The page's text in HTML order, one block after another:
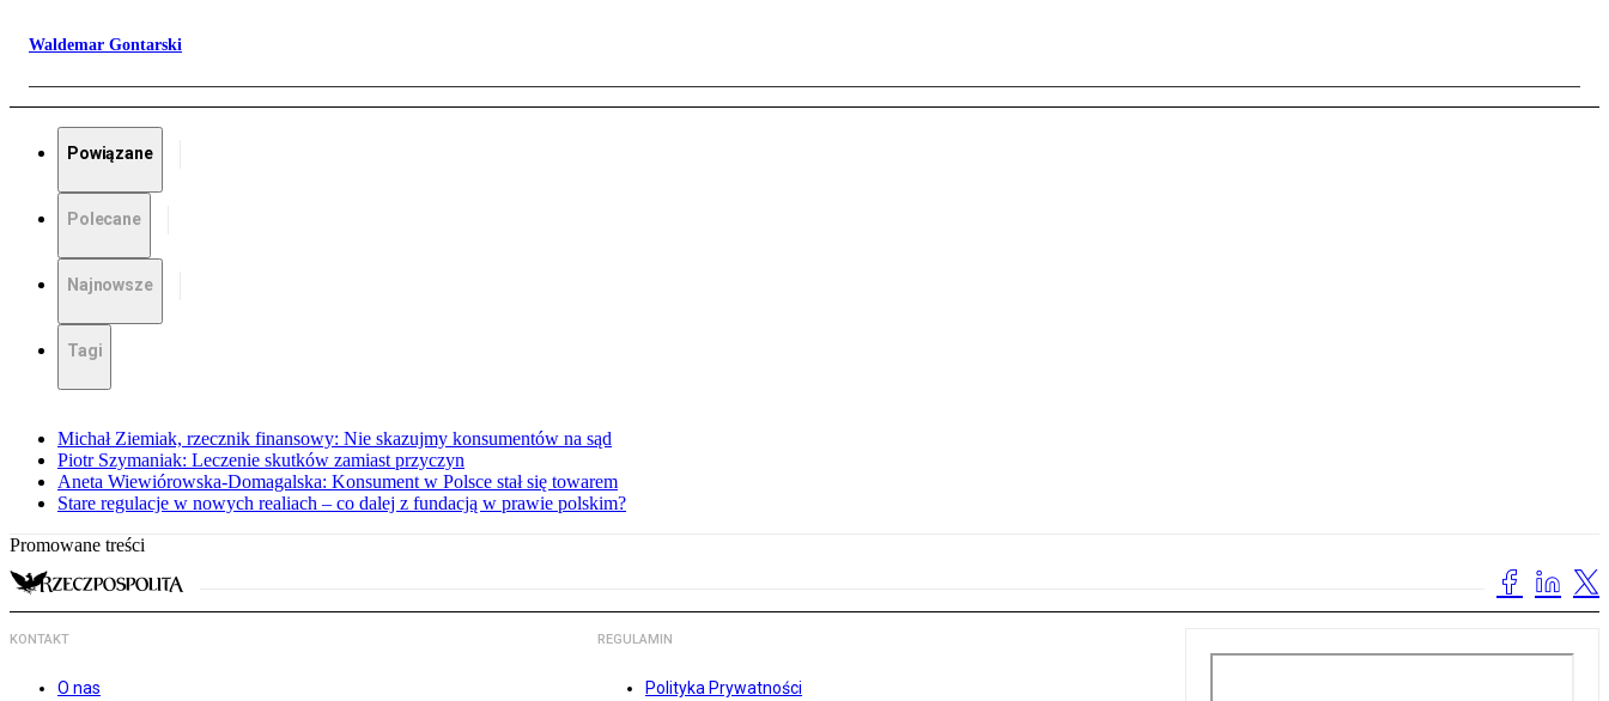
Waldemar Gontarski
Powiązane
Polecane
Najnowsze
Tagi
Michał Ziemiak, rzecznik finansowy: Nie skazujmy konsumentów na sąd
Piotr Szymaniak: Leczenie skutków zamiast przyczyn
Aneta Wiewiórowska-Domagalska: Konsument w Polsce stał się towarem
Stare regulacje w nowych realiach – co dalej z fundacją w prawie polskim?
Promowane treści
KONTAKT
O nas
REGULAMIN
Polityka Prywatności